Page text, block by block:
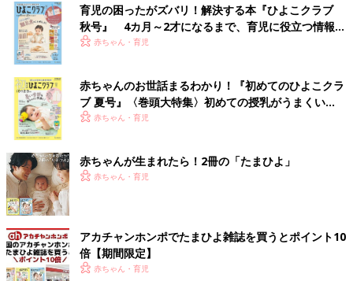
育児の困ったがズバリ！解決する本『ひよこクラブ
秋号』 4カ月～2才になるまで、育児に役立つ情報が
いっぱい！
赤ちゃん・育児
赤ちゃんのお世話まるわかり！『初めてのひよこクラ
ブ 夏号』〈巻頭大特集〉初めての授乳がうまくい
く！ おっぱい・ミルクの基本と夏のトラブル 解決テ
赤ちゃん・育児
赤ちゃんが生まれたら！2冊の「たまひよ」
赤ちゃん・育児
アカチャンホンポでたまひよ雑誌を買うとポイント10
倍【期間限定】
赤ちゃん・育児